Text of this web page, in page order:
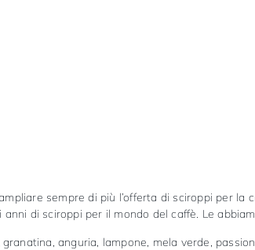
sempre di più l’offerta di sciroppi per
di sciroppi per il mondo del caffè. Le
anguria, lampone, mela verde,